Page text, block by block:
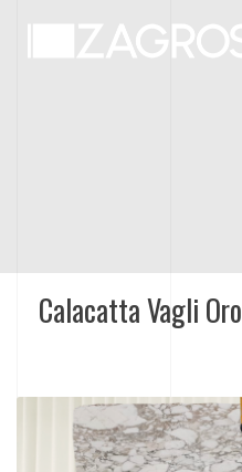
Calacatta Vagli Oro